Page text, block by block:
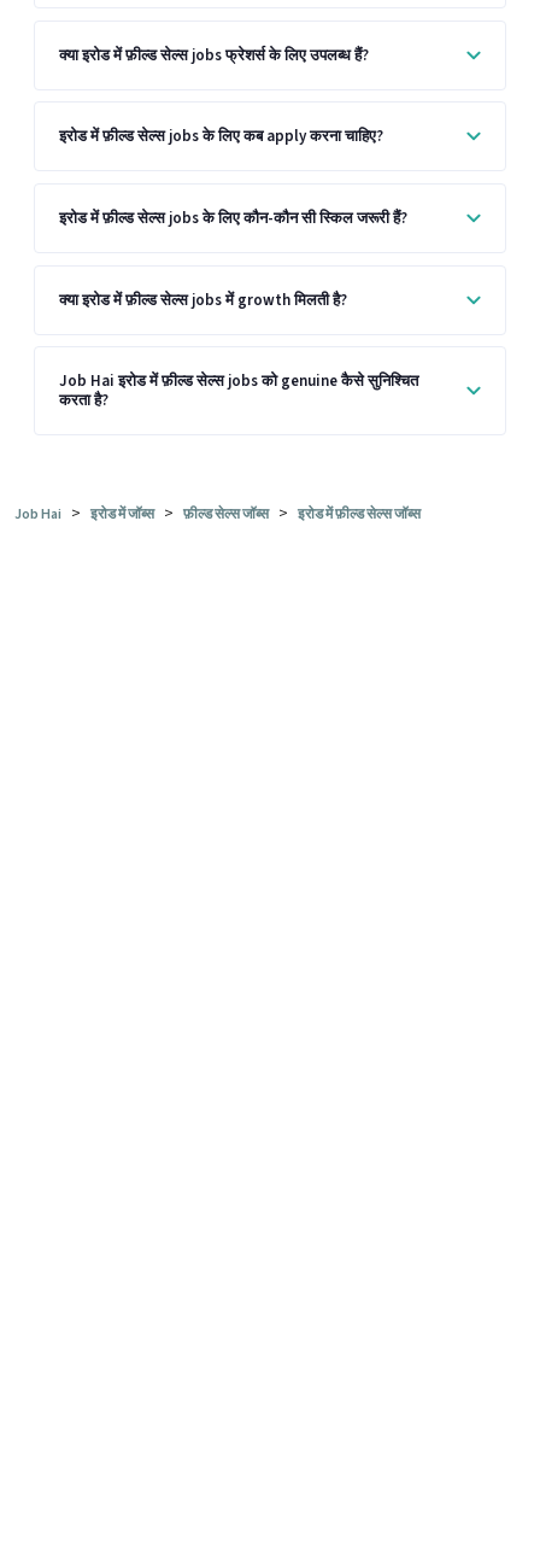
क्या इरोड में फ़ील्ड सेल्स jobs फ्रेशर्स के लिए उपलब्ध हैं?
इरोड में फ़ील्ड सेल्स jobs के लिए कब apply करना चाहिए?
इरोड में फ़ील्ड सेल्स jobs के लिए कौन-कौन सी स्किल जरूरी हैं?
क्या इरोड में फ़ील्ड सेल्स jobs में growth मिलती है?
Job Hai इरोड में फ़ील्ड सेल्स jobs को genuine कैसे सुनिश्चित
करता है?
Job Hai > इरोड में जॉब्स > फ़ील्ड सेल्स जॉब्स > इरोड में फ़ील्ड सेल्स जॉब्स